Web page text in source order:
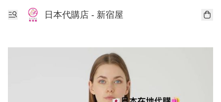
日本代購店 - 新宿屋